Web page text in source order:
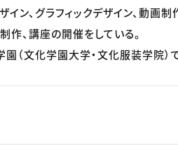
イン、グラフィックデザイン、動画
作、講座の開催をしている。
（文化学園大学・文化服装学院）